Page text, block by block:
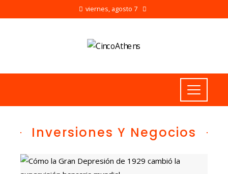
viernes, agosto 7
Inversiones Y Negocios